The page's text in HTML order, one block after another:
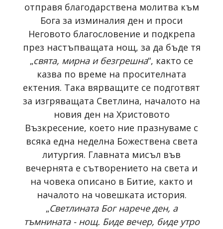
отправя благодарствена молитва към
Бога за изминалия ден и проси
Неговото благословение и подкрепа
през настъпващата нощ, за да бъде тя
„свята, мирна и безгрешна“, както се
казва по време на просителната
ектения. Така вярващите се подготвят
за изгряващата Светлина, началото на
новия ден на Христовото
Възкресение, което ние празнуваме с
всяка една неделна Божествена света
литургия. Главната мисъл във
вечернята е сътворението на света и
на човека описано в Битие, както и
началото на човешката история.
„Светлината Бог нарече ден, а
тъмнината - нощ. Биде вечер, биде утро